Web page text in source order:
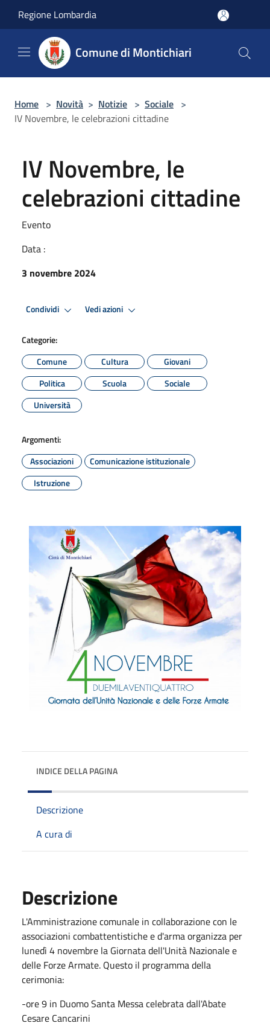
Regione Lombardia
Comune di Montichiari
Home > Novità > Notizie > Sociale >
IV Novembre, le celebrazioni cittadine
IV Novembre, le
celebrazioni cittadine
Evento
Data :
3 novembre 2024
Condividi Vedi azioni
Categorie:
Comune
Cultura
Giovani
Politica
Scuola
Sociale
Università
Argomenti:
Associazioni
Comunicazione istituzionale
Istruzione
INDICE DELLA PAGINA
Descrizione
A cura di
Descrizione
L'Amministrazione comunale in collaborazione con le
associazioni combattentistiche e d'arma organizza per
lunedì 4 novembre la Giornata dell'Unità Nazionale e
delle Forze Armate. Questo il programma della
cerimonia:
-ore 9 in Duomo Santa Messa celebrata dall'Abate
Cesare Cancarini